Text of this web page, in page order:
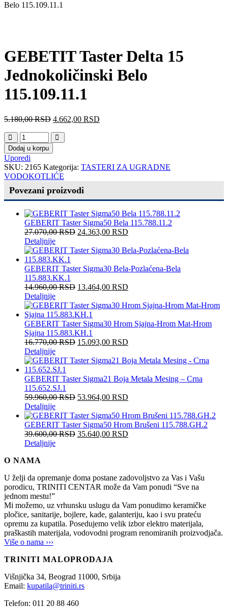
Belo 115.109.11.1
GEBETIT Taster Delta 15
Jednokoličinski Belo
115.109.11.1
5.180,00RSD 4.662,00 RSD
Dodaj u korpu
Uporedi
SKU: 2165 Kategorija: TASTERI ZA UGRADNE
VODOKOTLIĆE
Povezani proizvodi
GEBERIT Taster Sigma50 Bela 115.788.11.2
27.070,00RSD 24.363,00 RSD
Detaljnije
GEBERIT Taster Sigma30 Bela-Pozlaćena-Bela
115.883.KK.1
14.960,00RSD 13.464,00 RSD
Detaljnije
GEBERIT Taster Sigma30 Hrom Sjajna-Hrom Mat-Hrom
Sjajna 115.883.KH.1
16.770,00RSD 15.093,00 RSD
Detaljnije
GEBERIT Taster Sigma21 Boja Metala Mesing – Crna
115.652.SJ.1
59.960,00RSD 53.964,00 RSD
Detaljnije
GEBERIT Taster Sigma50 Hrom Brušeni 115.788.GH.2
39.600,00RSD 35.640,00 RSD
Detaljnije
O NAMA
U želji da opremanje doma postane zadovoljstvo za Vas i Vašu
porodicu, TRINITI CENTAR može da Vam ponudi “Sve na
jednom mestu!”
Mi možemo, uz vrhunsku uslugu da Vam ponudimo keramičke
pločice, sanitarije, bojlere, kade, galanteriju, kao i svu prateću
opremu za kupatila. Posedujemo velik izbor elektro materijala,
praškastih materijala, vodovodni program renomiranih proizvodjača.
Više o nama ›››
TRINITI MALOPRODAJA
Višnjička 34, Beograd 11000, Srbija
Email: kupatila@triniti.rs
Telefon: 011 20 88 460